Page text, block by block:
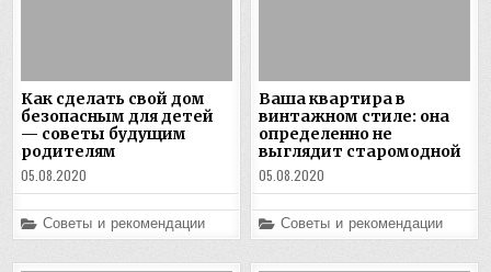
Как сделать свой дом
безопасным для детей
— советы будущим
родителям
05.08.2020
Posted
in
Советы и рекомендации
Ваша квартира в
винтажном стиле: она
определенно не
выглядит старомодной
05.08.2020
Posted
in
Советы и рекомендации